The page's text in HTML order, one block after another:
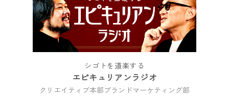
シゴトを道楽する
エピキュリアンラジオ
クリエイティブ本部ブランドマーケティング部